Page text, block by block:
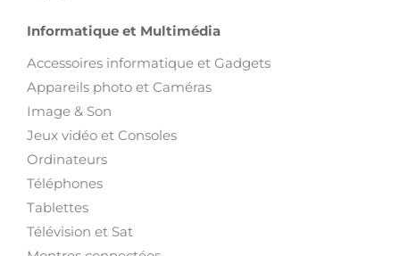
Informatique et Multimédia
Accessoires informatique et Gadgets
Appareils photo et Caméras
Image & Son
Jeux vidéo et Consoles
Ordinateurs
Téléphones
Tablettes
Télévision et Sat